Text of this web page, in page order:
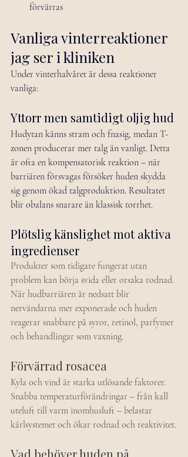
förvärras
Vanliga vinterreaktioner
jag ser i kliniken
Under vinterhalvåret är dessa reaktioner
vanliga:
Yttorr men samtidigt oljig hud
Hudytan känns stram och fnasig, medan T-
zonen producerar mer talg än vanligt. Detta
är ofta en kompensatorisk reaktion – när
barriären försvagas försöker huden skydda
sig genom ökad talgproduktion. Resultatet
blir obalans snarare än klassisk torrhet.
Plötslig känslighet mot aktiva
ingredienser
Produkter som tidigare fungerat utan
problem kan börja svida eller orsaka rodnad.
När hudbarriären är nedsatt blir
nervändarna mer exponerade och huden
reagerar snabbare på syror, retinol, parfymer
och behandlingar som vaxning.
Förvärrad rosacea
Kyla och vind är starka utlösande faktorer.
Snabba temperaturförändringar – från kall
uteluft till varm inomhusluft – belastar
kärlsystemet och ökar rodnad och reaktivitet.